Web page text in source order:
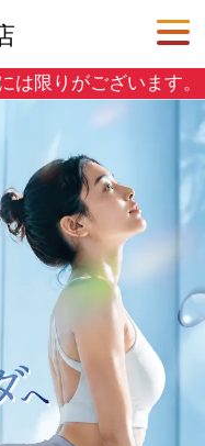
は限りがございます。